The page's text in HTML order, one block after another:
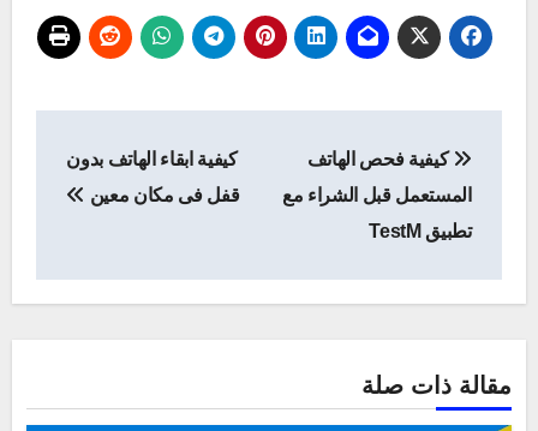
المقالات
كيفية فحص الهاتف
المستعمل قبل الشراء مع
تطبيق TestM
كيفية ابقاء الهاتف بدون
قفل فى مكان معين
مقالة ذات صلة